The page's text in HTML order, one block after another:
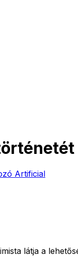
Artificial
látja a